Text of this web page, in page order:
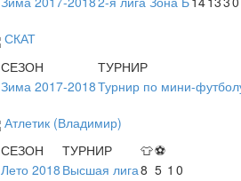
СКАТ
СЕЗОН
ТУРНИР
Зима 2017-2018Турнир по мини-
Атлетик (Владимир)
СЕЗОН
ТУРНИР 👕⚽
Лето 2018 Высшая лига8 5 1 0